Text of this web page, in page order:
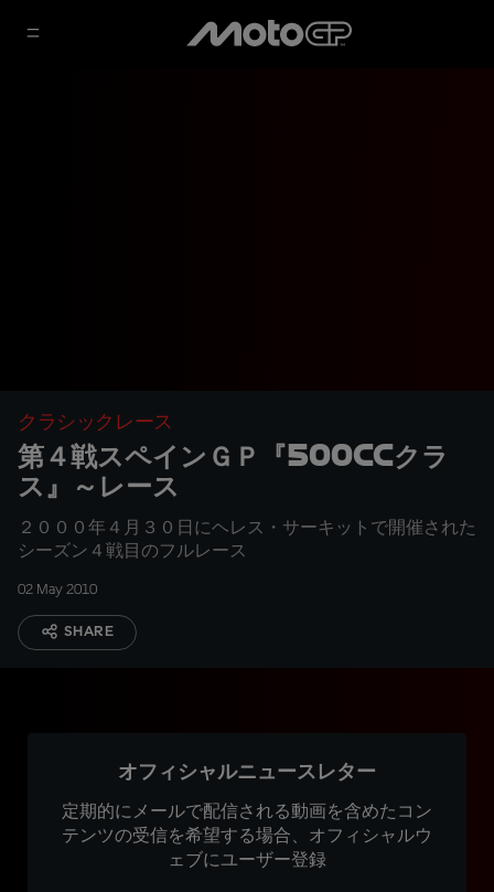
クラシックレース
第４戦スペインＧＰ『500ccクラ
ス』～レース
２０００年４月３０日にヘレス・サーキットで開催された
シーズン４戦目のフルレース
02 May 2010
SHARE
オフィシャルニュースレター
定期的にメールで配信される動画を含めたコン
テンツの受信を希望する場合、オフィシャルウ
ェブにユーザー登録